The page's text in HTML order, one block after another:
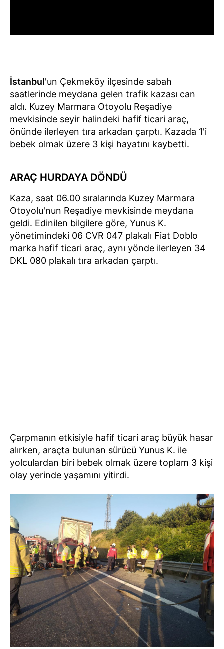
İstanbul'un Çekmeköy ilçesinde sabah
saatlerinde meydana gelen trafik kazası can
aldı. Kuzey Marmara Otoyolu Reşadiye
mevkisinde seyir halindeki hafif ticari araç,
önünde ilerleyen tıra arkadan çarptı. Kazada 1'i
bebek olmak üzere 3 kişi hayatını kaybetti.
ARAÇ HURDAYA DÖNDÜ
Kaza, saat 06.00 sıralarında Kuzey Marmara
Otoyolu'nun Reşadiye mevkisinde meydana
geldi. Edinilen bilgilere göre, Yunus K.
yönetimindeki 06 CVR 047 plakalı Fiat Doblo
marka hafif ticari araç, aynı yönde ilerleyen 34
DKL 080 plakalı tıra arkadan çarptı.
Çarpmanın etkisiyle hafif ticari araç büyük hasar
alırken, araçta bulunan sürücü Yunus K. ile
yolculardan biri bebek olmak üzere toplam 3 kişi
olay yerinde yaşamını yitirdi.